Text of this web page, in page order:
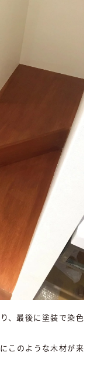
、最後に塗装で染色
このような木材が来